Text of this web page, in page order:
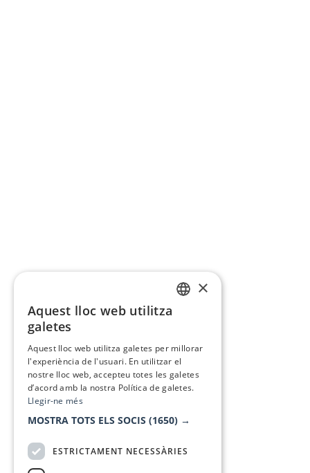
×
Aquest lloc web utilitza
galetes
Aquest lloc web utilitza galetes per millorar
l'experiència de l'usuari. En utilitzar el
nostre lloc web, accepteu totes les galetes
d’acord amb la nostra Política de galetes.
Llegir-ne més
MOSTRA TOTS ELS SOCIS (1650) →
ESTRICTAMENT NECESSÀRIES